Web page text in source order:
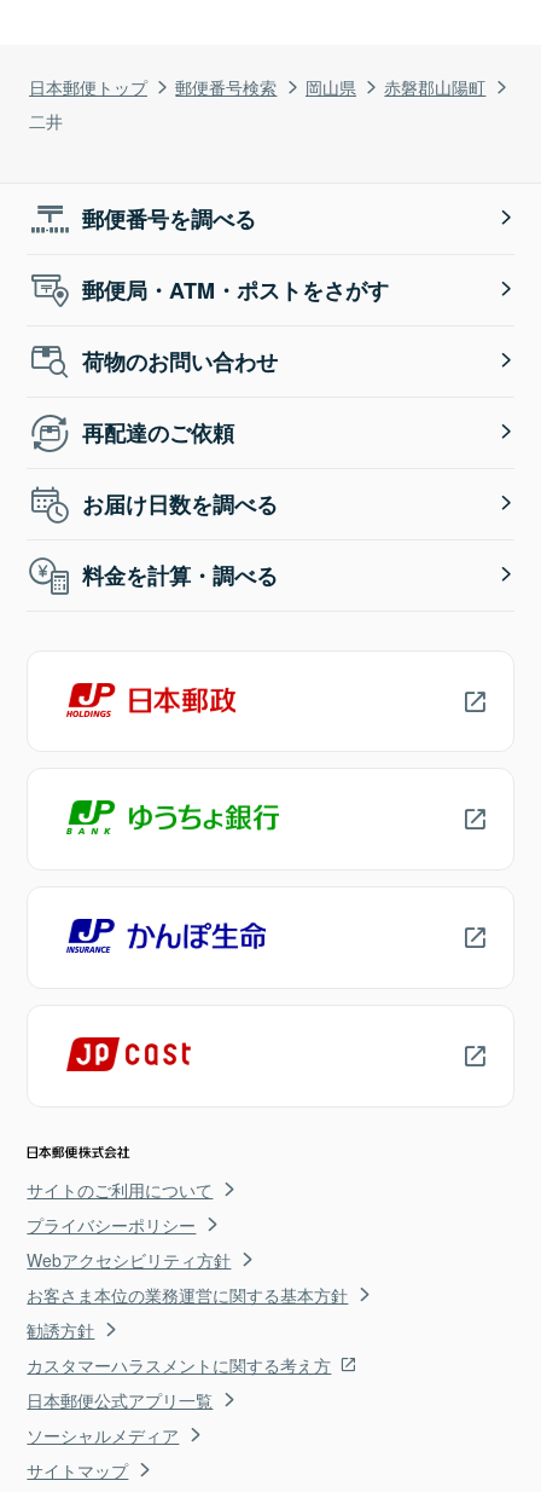
日本郵便トップ 郵便番号検索 岡山県
赤磐郡山陽町
二井
郵便番号を調べる
郵便局・ATM・ポストをさがす
荷物のお問い合わせ
再配達のご依頼
お届け日数を調べる
料金を計算・調べる
サイトのご利用について
プライバシーポリシー
Webアクセシビリティ方針
お客さま本位の業務運営に関する基本方針
勧誘方針
カスタマーハラスメントに関する考え方
日本郵便公式アプリ一覧
ソーシャルメディア
サイトマップ